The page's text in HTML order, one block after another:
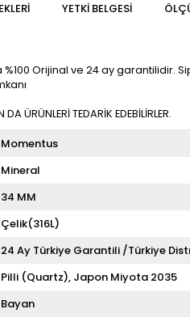
YETKİ BELGESİ
%100 Orijinal ve 24 ay
ÜRÜNLERİ TEDARİK EDEBİLİRLER.
Momentus
Mineral
34 MM
Çelik(316L)
24 Ay Türkiye Garantili /Türkiye
Pilli (Quartz) Japon Miyota 2035
Bayan